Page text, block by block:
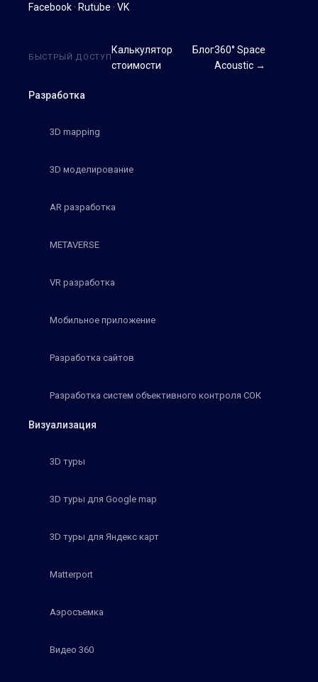
Facebook · Rutube · VK
Разработка
3D mapping
3D моделирование
AR разработка
METAVERSE
VR разработка
Мобильное приложение
Разработка сайтов
Разработка систем объективного контроля СОК
Визуализация
3D туры
3D туры для Google map
3D туры для Яндекс карт
Matterport
Аэросъемка
Видео 360
БЫСТРЫЙ ДОСТУП
Калькулятор
стоимости
Блог360° Space
Acoustic →